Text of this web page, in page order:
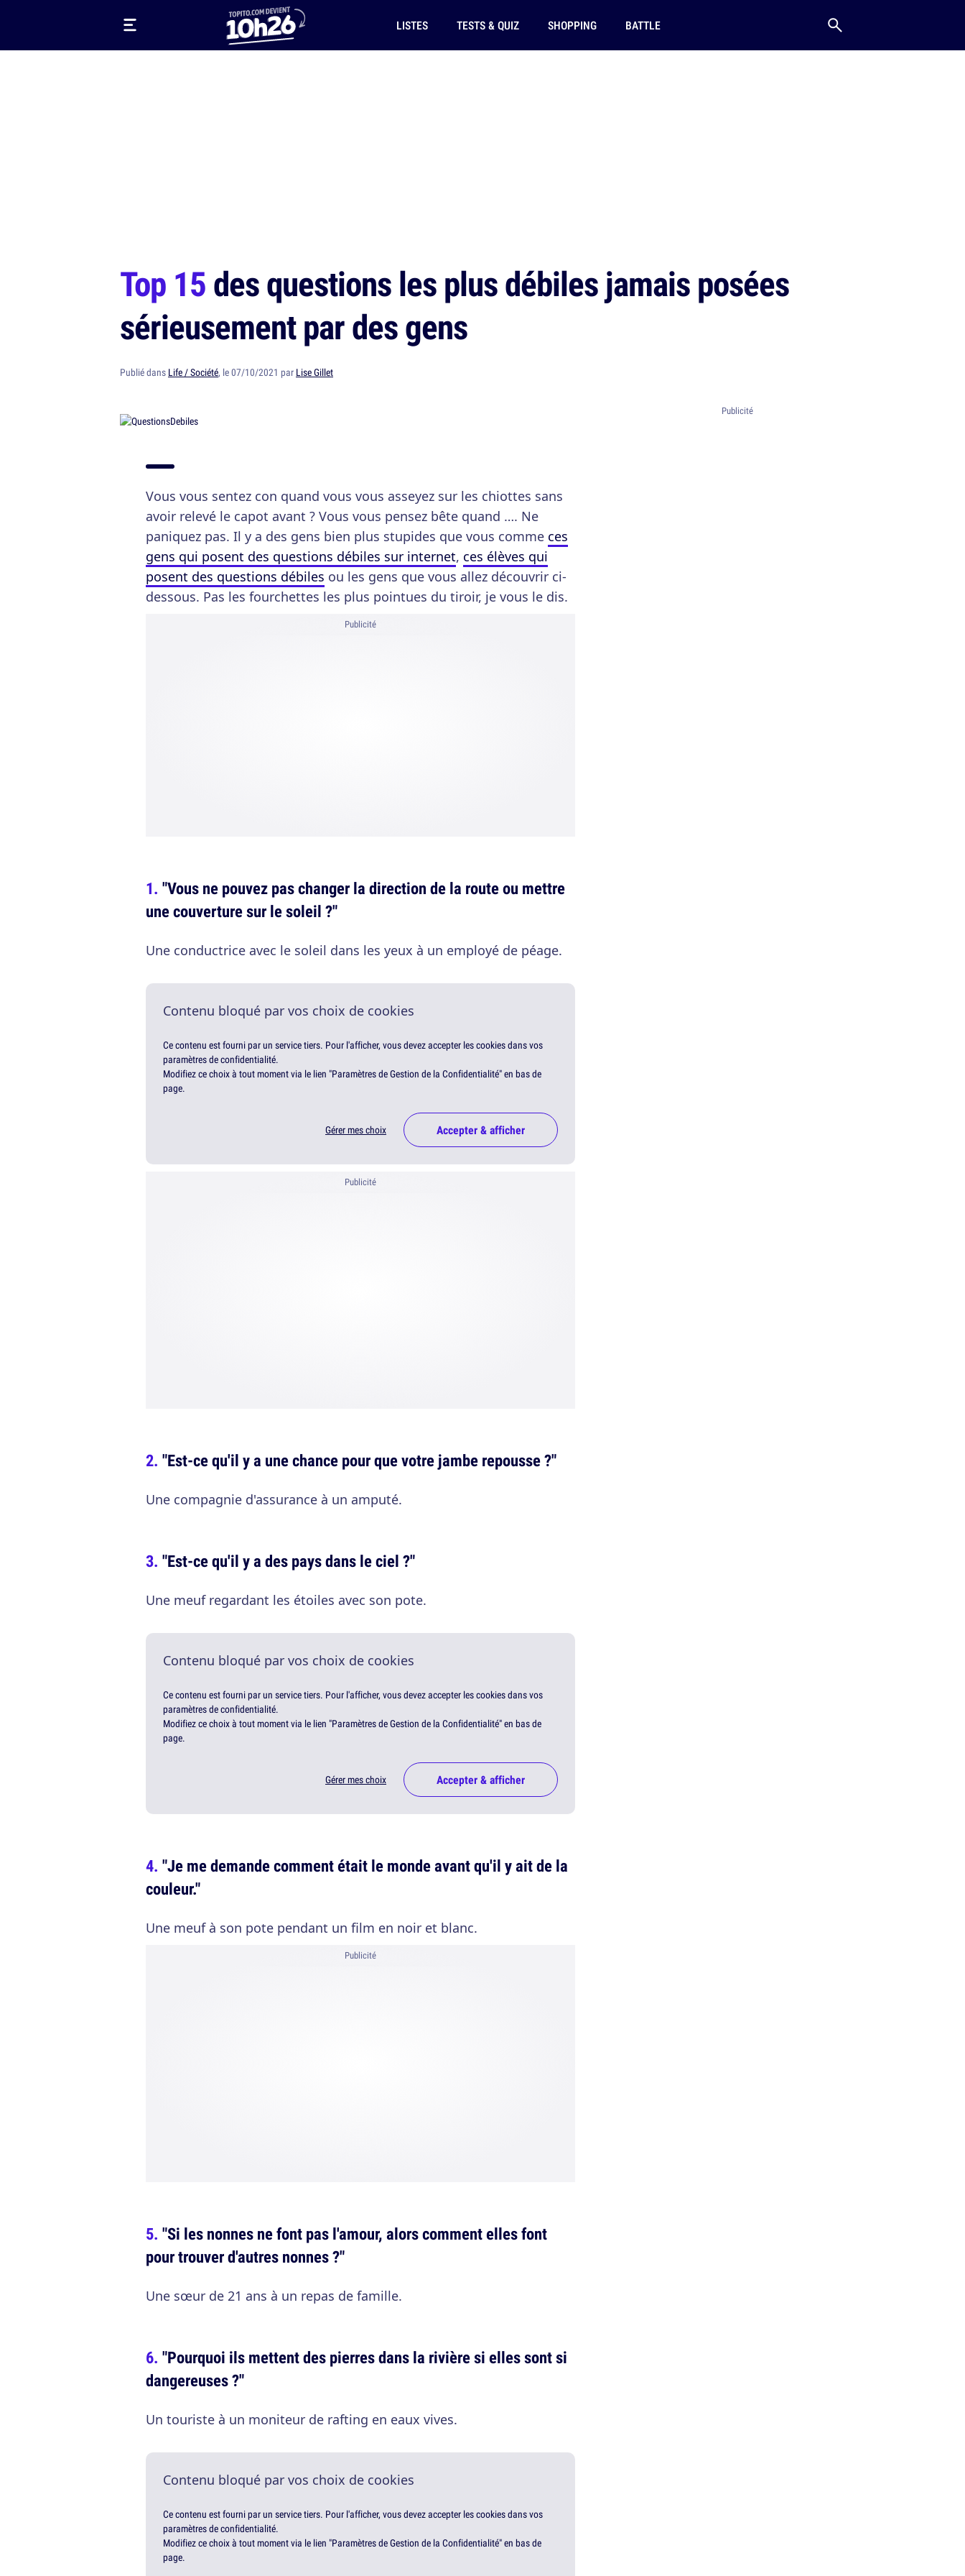
LISTES TESTS & QUIZ SHOPPING BATTLE
Top 15des questions les plus débiles jamais posées
sérieusement par des gens
Publié dans Life / Société, le 07/10/2021 par Lise Gillet
Vous vous sentez con quand vous vous asseyez sur les chiottes sans
avoir relevé le capot avant ? Vous vous pensez bête quand …. Ne
paniquez pas. Il y a des gens bien plus stupides que vous comme ces
gens qui posent des questions débiles sur internet, ces élèves qui
posent des questions débiles ou les gens que vous allez découvrir ci-
dessous. Pas les fourchettes les plus pointues du tiroir, je vous le dis.
Publicité
"Vous ne pouvez pas changer la direction de la route ou mettre
une couverture sur le soleil ?"
Une conductrice avec le soleil dans les yeux à un employé de péage.
Contenu bloqué par vos choix de cookies
Ce contenu est fourni par un service tiers. Pour l'afficher, vous devez accepter les cookies dans vos
paramètres de confidentialité.
Modifiez ce choix à tout moment via le lien "Paramètres de Gestion de la Confidentialité" en bas de
page.
Gérer mes choix Accepter & afficher
Publicité
"Est-ce qu'il y a une chance pour que votre jambe repousse ?"
Une compagnie d'assurance à un amputé.
"Est-ce qu'il y a des pays dans le ciel ?"
Une meuf regardant les étoiles avec son pote.
Contenu bloqué par vos choix de cookies
Ce contenu est fourni par un service tiers. Pour l'afficher, vous devez accepter les cookies dans vos
paramètres de confidentialité.
Modifiez ce choix à tout moment via le lien "Paramètres de Gestion de la Confidentialité" en bas de
page.
Gérer mes choix Accepter & afficher
"Je me demande comment était le monde avant qu'il y ait de la
couleur."
Une meuf à son pote pendant un film en noir et blanc.
Publicité
"Si les nonnes ne font pas l'amour, alors comment elles font
pour trouver d'autres nonnes ?"
Une sœur de 21 ans à un repas de famille.
"Pourquoi ils mettent des pierres dans la rivière si elles sont si
dangereuses ?"
Un touriste à un moniteur de rafting en eaux vives.
Contenu bloqué par vos choix de cookies
Ce contenu est fourni par un service tiers. Pour l'afficher, vous devez accepter les cookies dans vos
paramètres de confidentialité.
Modifiez ce choix à tout moment via le lien "Paramètres de Gestion de la Confidentialité" en bas de
page.